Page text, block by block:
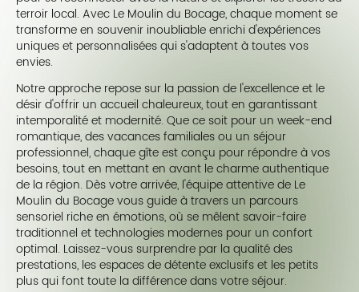
terroir local. Avec Le Moulin du Bocage, chaque moment se
transforme en souvenir inoubliable enrichi d'expériences
uniques et personnalisées qui s'adaptent à toutes vos
envies.
Notre approche repose sur la passion de l'excellence et le
désir d'offrir un accueil chaleureux, tout en garantissant
intemporalité et modernité. Que ce soit pour un week-end
romantique, des vacances familiales ou un séjour
professionnel, chaque gîte est conçu pour répondre à vos
besoins, tout en mettant en avant le charme authentique
de la région. Dès votre arrivée, l'équipe attentive de Le
Moulin du Bocage vous guide à travers un parcours
sensoriel riche en émotions, où se mêlent savoir-faire
traditionnel et technologies modernes pour un confort
optimal. Laissez-vous surprendre par la qualité des
prestations, les espaces de détente exclusifs et les petits
plus qui font toute la différence dans votre séjour.